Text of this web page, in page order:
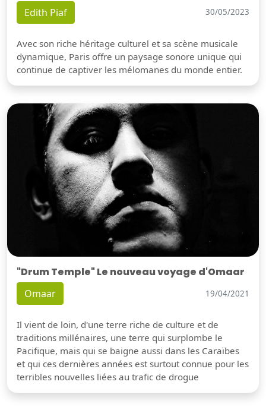
Edith Piaf 30/05/2023
Avec son riche héritage culturel et sa scène musicale
dynamique, Paris offre un paysage sonore unique qui
continue de captiver les mélomanes du monde entier.
"Drum Temple" Le nouveau voyage d'Omaar
Omaar 19/04/2021
Il vient de loin, d'une terre riche de culture et de
traditions millénaires, une terre qui surplombe le
Pacifique, mais qui se baigne aussi dans les Caraïbes
et qui ces dernières années est surtout connue pour les
terribles nouvelles liées au trafic de drogue